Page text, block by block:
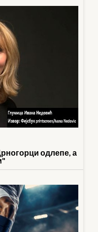
одлепе, а